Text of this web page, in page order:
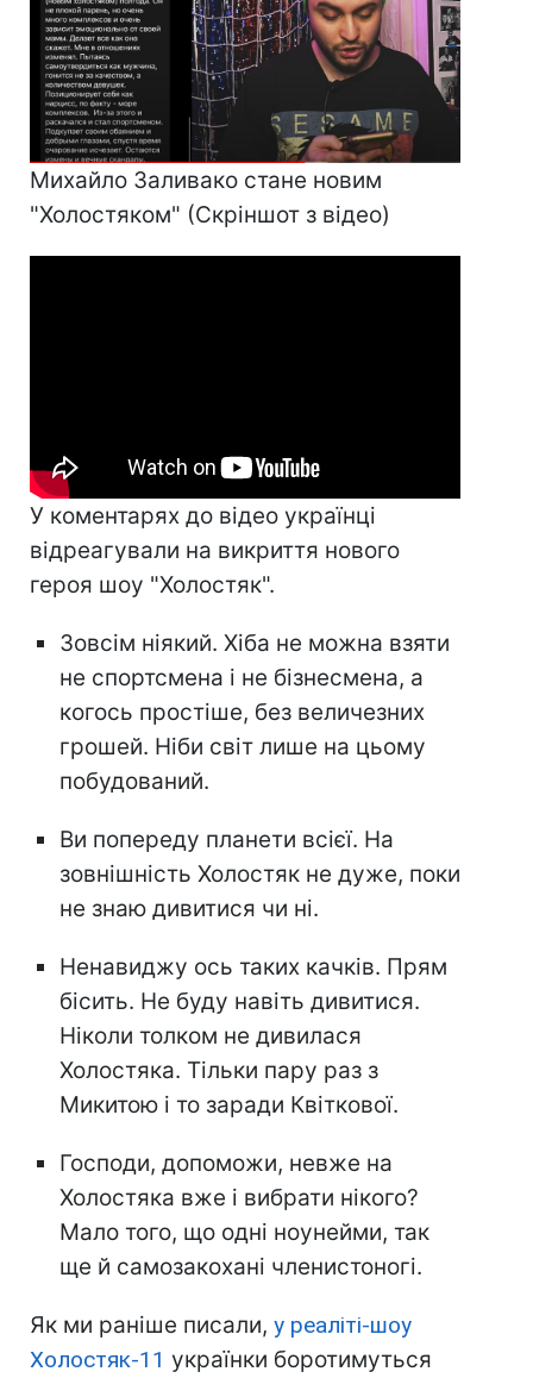
Михайло Заливако стане новим
"Холостяком" (Скріншот з відео)
У коментарях до відео українці
відреагували на викриття нового
героя шоу "Холостяк".
Зовсім ніякий. Хіба не можна взяти
не спортсмена і не бізнесмена, а
когось простіше, без величезних
грошей. Ніби світ лише на цьому
побудований.
Ви попереду планети всієї. На
зовнішність Холостяк не дуже, поки
не знаю дивитися чи ні.
Ненавиджу ось таких качків. Прям
бісить. Не буду навіть дивитися.
Ніколи толком не дивилася
Холостяка. Тільки пару раз з
Микитою і то заради Квіткової.
Господи, допоможи, невже на
Холостяка вже і вибрати нікого?
Мало того, що одні ноунейми, так
ще й самозакохані членистоногі.
Як ми раніше писали, у реаліті-шоу
Холостяк-11 українки боротимуться